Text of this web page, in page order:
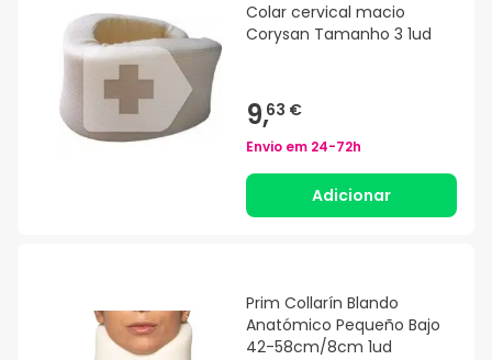
Colar cervical macio
Corysan Tamanho 3 1ud
9,63 €
Envio em 24-72h
Adicionar
Prim Collarín Blando
Anatómico Pequeño Bajo
42-58cm/8cm 1ud